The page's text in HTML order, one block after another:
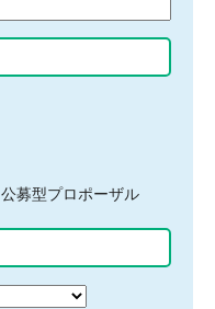
公募型プロポーザル